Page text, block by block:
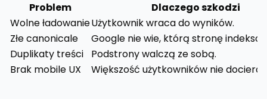
Problem
Dlaczego szkodzi
Wolne ładowanieUżytkownik wraca do wyników.
Złe canonicale
Google nie wie, którą stronę
Duplikaty treści
Podstrony walczą ze sobą.
Brak mobile UX
Większość użytkowników nie dociera